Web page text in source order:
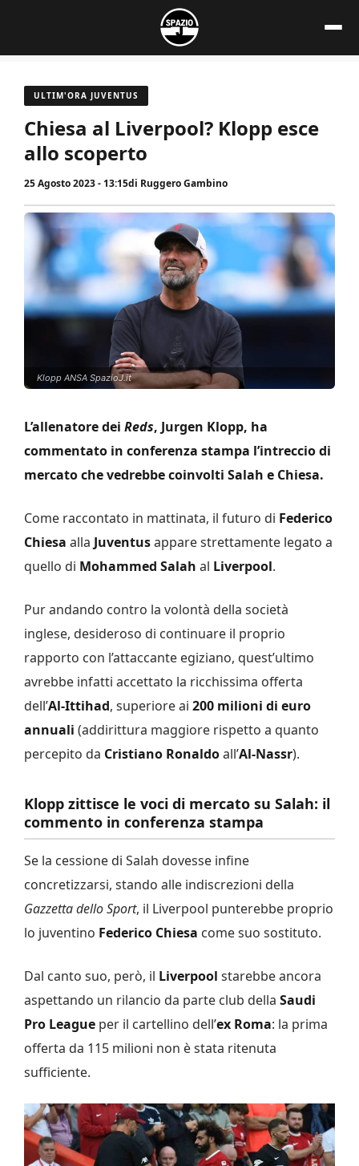
contenuto
ULTIM'ORA JUVENTUS
Chiesa al Liverpool? Klopp esce
allo scoperto
25 Agosto 2023 - 13:15di Ruggero Gambino
Klopp ANSA SpazioJ.it
L’allenatore dei Reds, Jurgen Klopp, ha
commentato in conferenza stampa l’intreccio di
mercato che vedrebbe coinvolti Salah e Chiesa.
Come raccontato in mattinata, il futuro di Federico
Chiesa alla Juventusappare strettamente legato a
quello di Mohammed Salah al Liverpool.
Pur andando contro la volontà della società
inglese, desideroso di continuare il proprio
rapporto con l’attaccante egiziano, quest’ultimo
avrebbe infatti accettato la ricchissima offerta
dell’Al-Ittihad, superiore ai 200 milioni di euro
annuali (addirittura maggiore rispetto a quanto
percepito da Cristiano Ronaldoall’Al-Nassr).
Klopp zittisce le voci di mercato su Salah: il
commento in conferenza stampa
Se la cessione di Salah dovesse infine
concretizzarsi, stando alle indiscrezioni della
Gazzetta dello Sport, il Liverpool punterebbe proprio
lo juventino Federico Chiesa come suo sostituto.
Dal canto suo, però, il Liverpool starebbe ancora
aspettando un rilancio da parte club della Saudi
Pro League per il cartellino dell’ex Roma: la prima
offerta da 115 milioni non è stata ritenuta
sufficiente.